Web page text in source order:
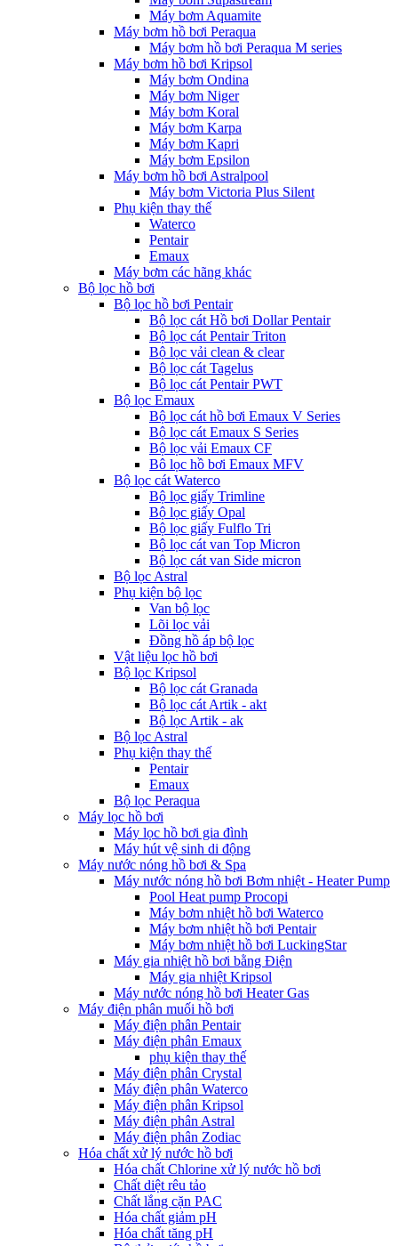
Máy bơm Aquamite
Máy bơm hồ bơi Peraqua
Máy bơm hồ bơi Peraqua M series
Máy bơm hồ bơi Kripsol
Máy bơm Ondina
Máy bơm Niger
Máy bơm Koral
Máy bơm Karpa
Máy bơm Kapri
Máy bơm Epsilon
Máy bơm hồ bơi Astralpool
Máy bơm Victoria Plus Silent
Phụ kiện thay thế
Waterco
Pentair
Emaux
Máy bơm các hãng khác
Bộ lọc hồ bơi
Bộ lọc hồ bơi Pentair
Bộ lọc cát Hồ bơi Dollar Pentair
Bộ lọc cát Pentair Triton
Bộ lọc vải clean & clear
Bộ lọc cát Tagelus
Bộ lọc cát Pentair PWT
Bộ lọc Emaux
Bộ lọc cát hồ bơi Emaux V Series
Bộ lọc cát Emaux S Series
Bộ lọc vải Emaux CF
Bô lọc hồ bơi Emaux MFV
Bộ lọc cát Waterco
Bộ lọc giấy Trimline
Bộ lọc giấy Opal
Bộ lọc giấy Fulflo Tri
Bộ lọc cát van Top Micron
Bộ lọc cát van Side micron
Bộ lọc Astral
Phụ kiện bộ lọc
Van bộ lọc
Lõi lọc vải
Đồng hồ áp bộ lọc
Vật liệu lọc hồ bơi
Bộ lọc Kripsol
Bộ lọc cát Granada
Bộ lọc cát Artik - akt
Bộ lọc Artik - ak
Bộ lọc Astral
Phụ kiện thay thế
Pentair
Emaux
Bộ lọc Peraqua
Máy lọc hồ bơi
Máy lọc hồ bơi gia đình
Máy hút vệ sinh di động
Máy nước nóng hồ bơi & Spa
Máy nước nóng hồ bơi Bơm nhiệt - Heater Pump
Pool Heat pump Procopi
Máy bơm nhiệt hồ bơi Waterco
Máy bơm nhiệt hồ bơi Pentair
Máy bơm nhiệt hồ bơi LuckingStar
Máy gia nhiệt hồ bơi bằng Điện
Máy gia nhiệt Kripsol
Máy nước nóng hồ bơi Heater Gas
Máy điện phân muối hồ bơi
Máy điện phân Pentair
Máy điện phân Emaux
phụ kiện thay thế
Máy điện phân Crystal
Máy điện phân Waterco
Máy điện phân Kripsol
Máy điện phân Astral
Máy điện phân Zodiac
Hóa chất xử lý nước hồ bơi
Hóa chất Chlorine xử lý nước hồ bơi
Chất diệt rêu tảo
Chất lắng cặn PAC
Hóa chất giảm pH
Hóa chất tăng pH